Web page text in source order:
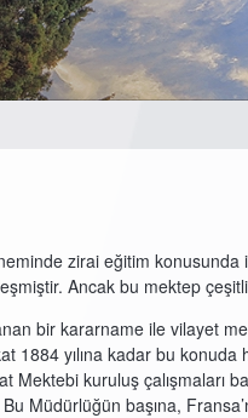
zirai eğitim konusunda
Ancak bu mektep çeşitli
bir kararname ile vilayet
1884 yılına kadar bu konuda
Mektebi kuruluş çalışmaları
Müdürlüğün başına,